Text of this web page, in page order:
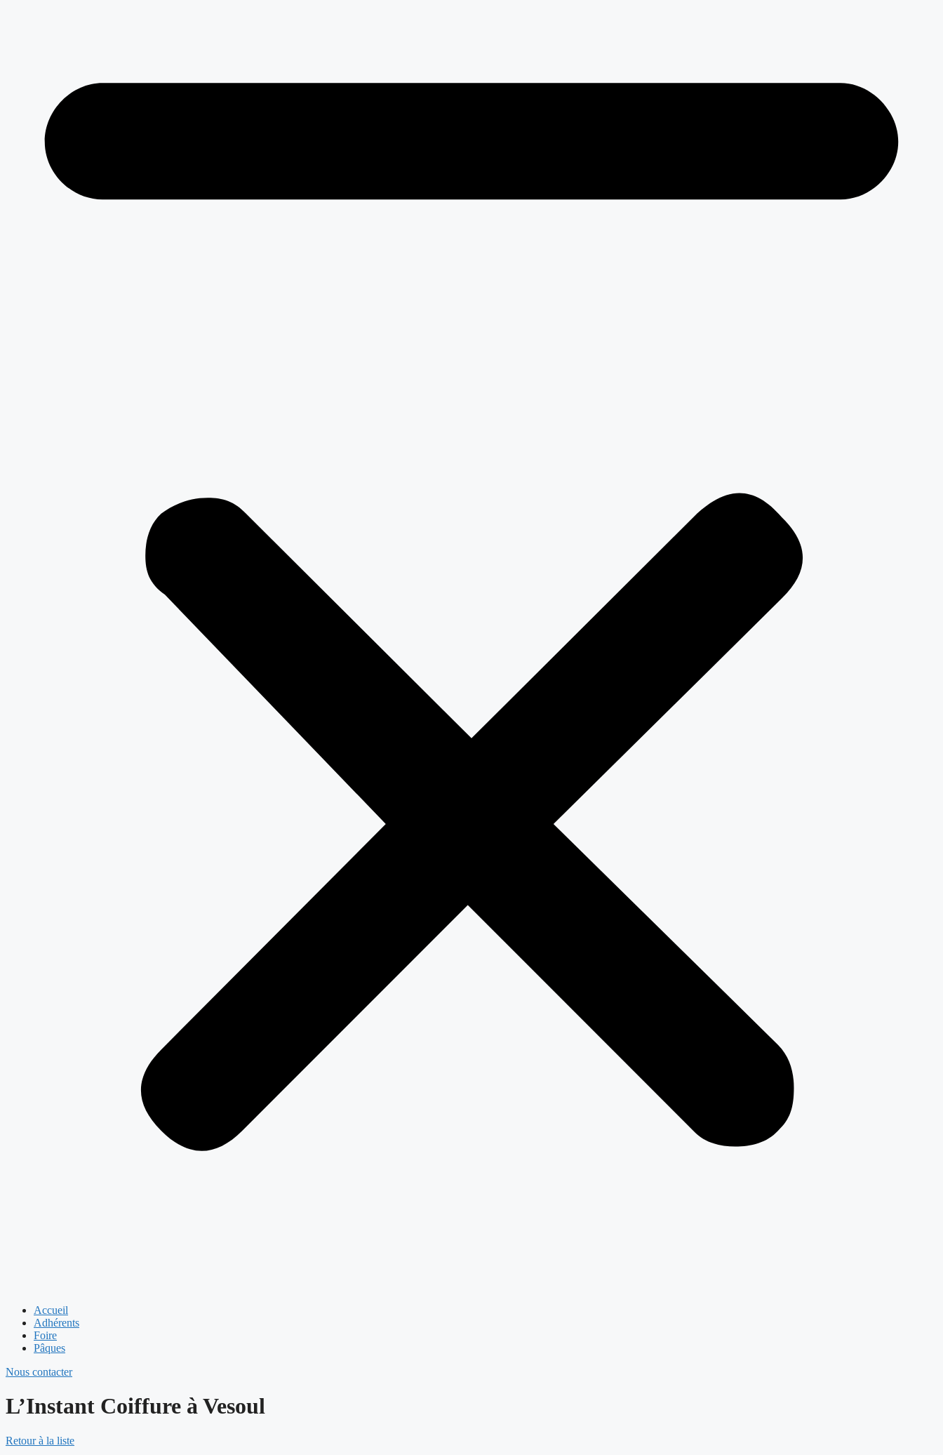
Accueil
Adhérents
Foire
Pâques
Nous contacter
L’Instant Coiffure à Vesoul
Retour à la liste